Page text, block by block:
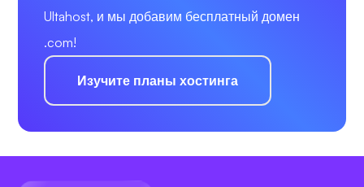
Ultahost, и мы добавим бесплатный домен
.com!
Изучите планы хостинга